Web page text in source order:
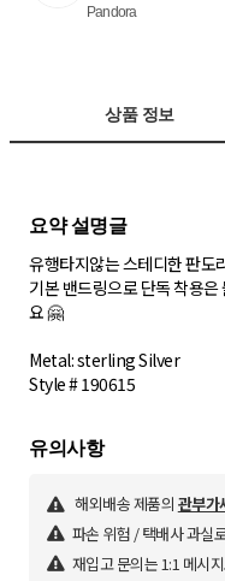
Pandora
상품 정보
요약 설명글
유행타지않는 스테디한 판도
기본 밴드링으로 단독 착용
요 🤗
Metal: sterling Silver
Style # 190615
유의사항
해외배송 제품의 관부가
파손 위험 / 택배사 과실
재입고 문의는 1:1 메시